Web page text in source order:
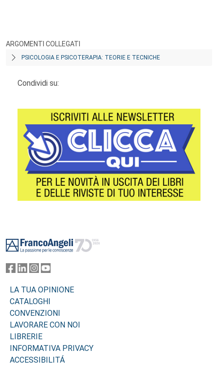
ARGOMENTI COLLEGATI
PSICOLOGIA E PSICOTERAPIA: TEORIE E TECNICHE
Condividi su:
LA TUA OPINIONE
CATALOGHI
CONVENZIONI
LAVORARE CON NOI
LIBRERIE
INFORMATIVA PRIVACY
ACCESSIBILITÁ